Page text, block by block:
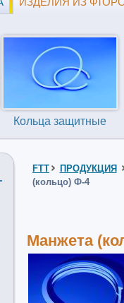
Кольца защитные
FTT
ПРОДУКЦИЯ
(кольцо) Ф-4
Манжета